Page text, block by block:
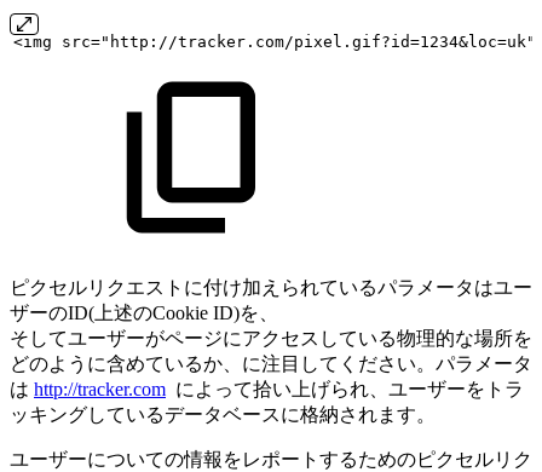
<img src="http://tracker.com/
ピクセルリクエストに付け加えられているパラメータはユー
ザーのID(上述のCookie ID)を、
そしてユーザーがページにアクセスしている物理的な場所を
どのように含めているか、に注目してください。パラメータ
は http://tracker.com によって拾い上げられ、ユーザーをトラ
ッキングしているデータベースに格納されます。
ユーザーについての情報をレポートするためのピクセルリク